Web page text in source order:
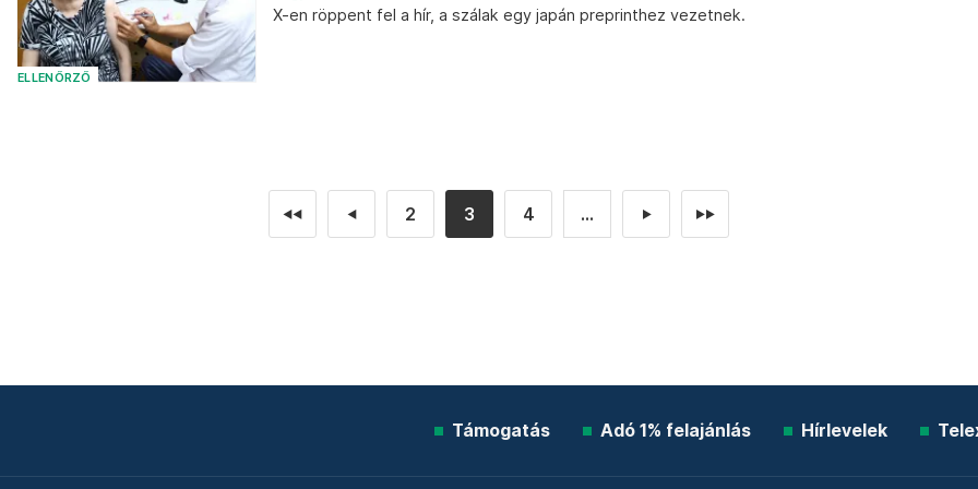
ELLENŐRZŐ
X-en röppent fel a hír, a szálak egy japán preprinthez vezetnek.
◄◄ ◄ 2 3 4 ... ► ►►
Támogatás Adó 1% felajánlás Hírlevelek